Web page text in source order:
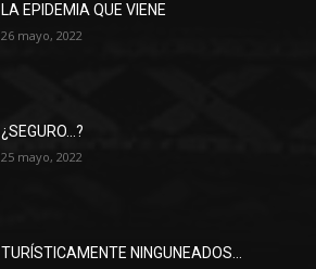
LA EPIDEMIA QUE VIENE
26 mayo, 2022
¿SEGURO…?
25 mayo, 2022
TURÍSTICAMENTE NINGUNEADOS…